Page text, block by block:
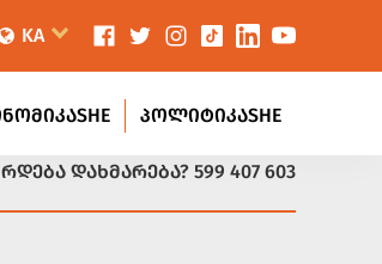
KA
ᲞᲝᲚᲘᲢᲘᲙᲐSHE
ᲓᲐᲮᲛᲐᲠᲔᲑᲐ? 599 407 603